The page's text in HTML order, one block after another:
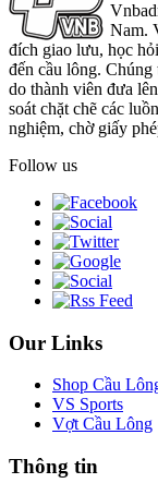
Nam.
đích giao lưu, học
đến cầu lông.
do thành viên đưa
soát chặt chẽ các
nghiệm, chờ giấy
Follow us
Our Links
Shop Cầu
VS Sports
Vợt Cầu Lông
Thông tin